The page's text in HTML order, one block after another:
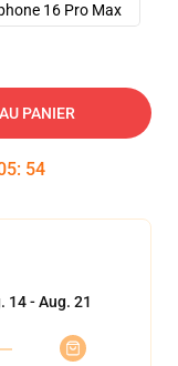
16 Pro Max
PANIER
: 53
14 - Aug. 21